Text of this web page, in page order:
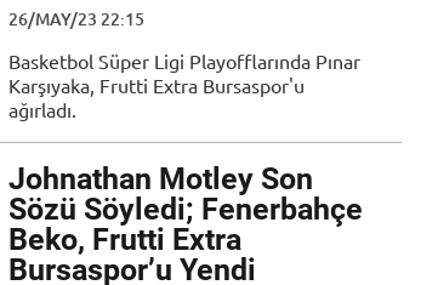
26/MAY/23 22:15
Basketbol Süper Ligi Playofflarında Pınar
Karşıyaka, Frutti Extra Bursaspor'u
ağırladı.
Johnathan Motley Son
Sözü Söyledi; Fenerbahçe
Beko, Frutti Extra
Bursaspor’u Yendi